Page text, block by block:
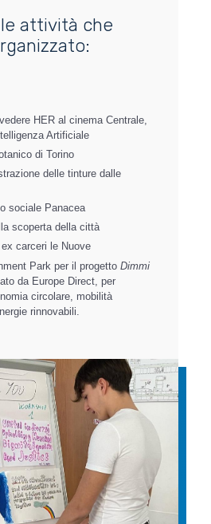
attività che
HER al cinema Centrale,
Artificiale
di Torino
delle tinture dalle
sociale Panacea
scoperta della città
carceri le Nuove
Park per il progetto Dimmi
da Europe Direct, per
circolare, mobilità
rinnovabili.